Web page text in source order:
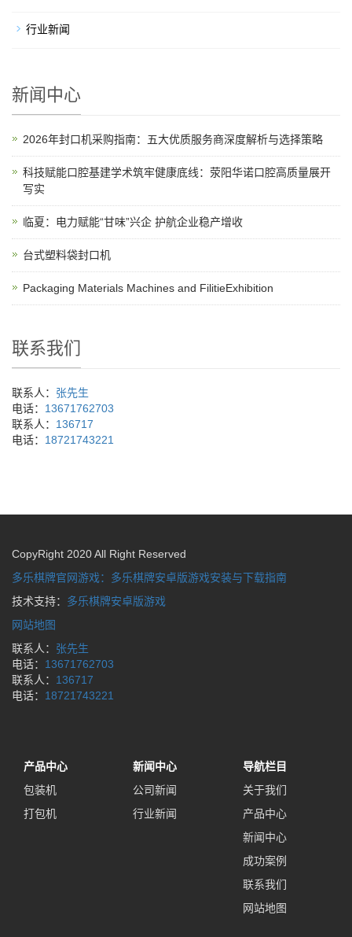
行业新闻
新闻中心
2026年封口机采购指南：五大优质服务商深度解析与选择策略
科技赋能口腔基建学术筑牢健康底线：荥阳华诺口腔高质量展开
写实
临夏：电力赋能“甘味”兴企 护航企业稳产增收
台式塑料袋封口机
Packaging Materials Machines and FilitieExhibition
联系我们
联系人： 张先生
电话： 13671762703
联系人： 136717
电话： 18721743221
CopyRight 2020 All Right Reserved
多乐棋牌官网游戏：多乐棋牌安卓版游戏安装与下载指南
技术支持： 多乐棋牌安卓版游戏
网站地图
联系人： 张先生
电话： 13671762703
联系人： 136717
电话： 18721743221
产品中心
包装机
打包机
新闻中心
公司新闻
行业新闻
导航栏目
关于我们
产品中心
新闻中心
成功案例
联系我们
网站地图